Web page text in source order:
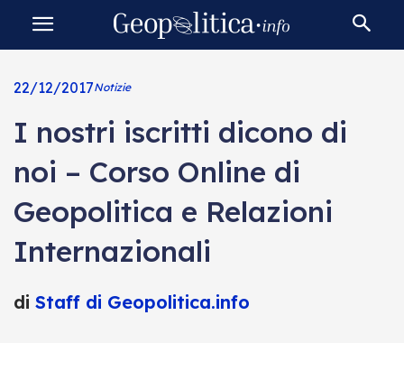
22/12/2017Notizie
I nostri iscritti dicono di
noi – Corso Online di
Geopolitica e Relazioni
Internazionali
di Staff di Geopolitica.info